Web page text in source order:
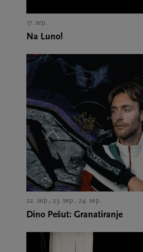
17. sep.,
Na Luno!
22. sep., 23. sep., 24. sep.,
Dino Pešut: Granatiranje